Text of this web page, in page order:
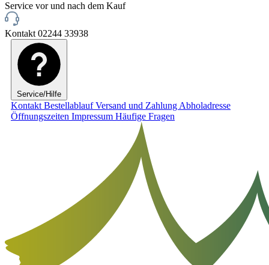
Service vor und nach dem Kauf
Kontakt 02244 33938
Service/Hilfe
Kontakt BestellablaufVersand und Zahlung Abholadresse
Öffnungszeiten Impressum Häufige Fragen